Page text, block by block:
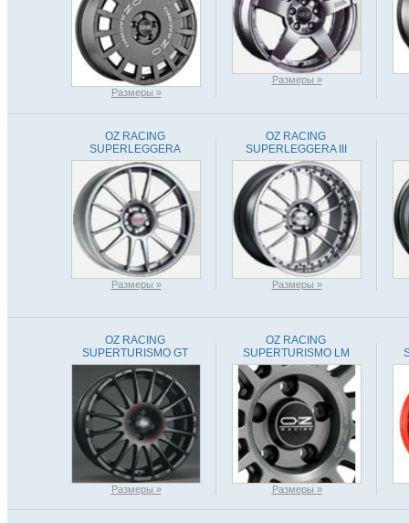
Размеры »
Размеры »
OZ RACING
SUPERLEGGERA
Размеры »
OZ RACING
SUPERLEGGERA III
Размеры »
OZ RACING
SUPERTURISMO GT
Размеры »
OZ RACING
SUPERTURISMO LM
Размеры »